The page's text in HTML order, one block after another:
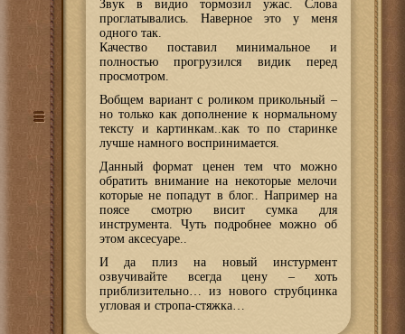
Звук в видио тормозил ужас. Слова
проглатывались. Наверное это у меня
одного так.
Качество поставил минимальное и
полностью прогрузился видик перед
просмотром.
Вобщем вариант с роликом прикольный –
но только как дополнение к нормальному
тексту и картинкам..как то по старинке
лучше намного воспринимается.
Данный формат ценен тем что можно
обратить внимание на некоторые мелочи
которые не попадут в блог.. Например на
поясе смотрю висит сумка для
инструмента. Чуть подробнее можно об
этом аксесуаре..
И да плиз на новый инстурмент
озвучивайте всегда цену – хоть
приблизительно… из нового струбцинка
угловая и стропа-стяжка…